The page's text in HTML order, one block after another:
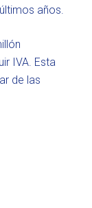
años.
IVA. Esta
de las